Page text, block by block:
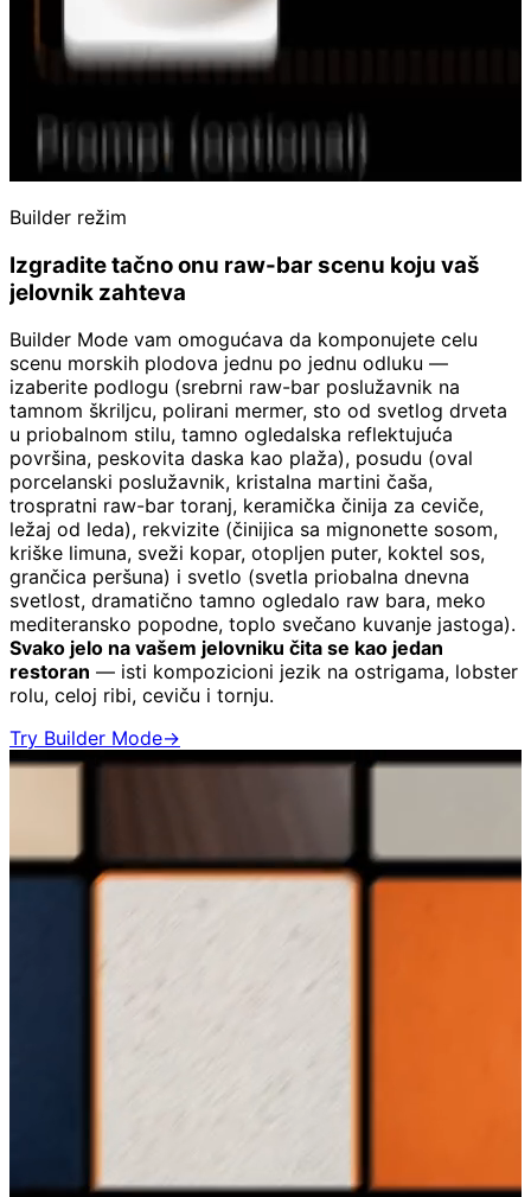
Builder režim
Izgradite tačno onu raw-bar scenu koju vaš
jelovnik zahteva
Builder Mode vam omogućava da komponujete celu
scenu morskih plodova jednu po jednu odluku —
izaberite podlogu (srebrni raw-bar poslužavnik na
tamnom škriljcu, polirani mermer, sto od svetlog drveta
u priobalnom stilu, tamno ogledalska reflektujuća
površina, peskovita daska kao plaža), posudu (oval
porcelanski poslužavnik, kristalna martini čaša,
trospratni raw-bar toranj, keramička činija za ceviče,
ležaj od leda), rekvizite (činijica sa mignonette sosom,
kriške limuna, sveži kopar, otopljen puter, koktel sos,
grančica peršuna) i svetlo (svetla priobalna dnevna
svetlost, dramatično tamno ogledalo raw bara, meko
mediteransko popodne, toplo svečano kuvanje jastoga).
Svako jelo na vašem jelovniku čita se kao jedan
restoran — isti kompozicioni jezik na ostrigama, lobster
rolu, celoj ribi, ceviču i tornju.
Try Builder Mode→